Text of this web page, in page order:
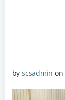
by scsadmin on